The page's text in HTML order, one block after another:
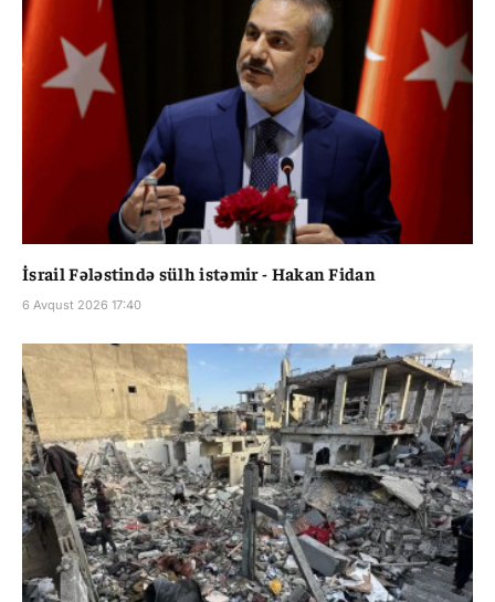
İsrail Fələstində sülh istəmir - Hakan Fidan
6 Avqust 2026 17:40